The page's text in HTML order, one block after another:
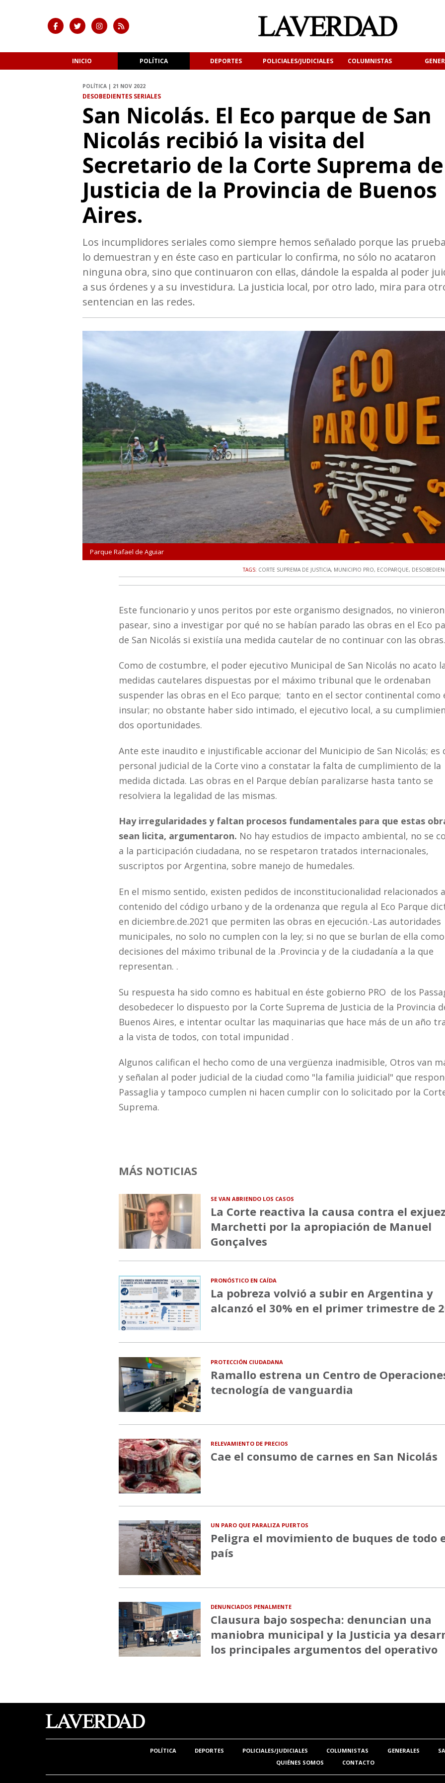
INICIO POLÍTICA DEPORTES POLICIALES/JUDICIALES COLUMNISTAS
POLÍTICA | 21 NOV 2022
DESOBEDIENTES SERIALES
San Nicolás. El Eco parque de San
Nicolás recibió la visita del
Secretario de la Corte Suprema de
Justicia de la Provincia de Buenos
Aires.
Los incumplidores seriales como siempre hemos señalado porque las
lo demuestran y en éste caso en particular lo confirma, no sólo no acataron
ninguna obra, sino que continuaron con ellas, dándole la espalda al poder
a sus órdenes y a su investidura. La justicia local, por otro lado, mira para
sentencian en las redes.
Parque Rafael de Aguiar
TAGS: CORTE SUPREMA DE JUSTICIA, MUNICIPIO PRO, ECOPARQUE,
Este funcionario y unos peritos por este organismo designados, no
pasear, sino a investigar por qué no se habían parado las obras en el Eco
de San Nicolás si existiía una medida cautelar de no continuar con las obras.
Como de costumbre, el poder ejecutivo Municipal de San Nicolás no acato
medidas cautelares dispuestas por el máximo tribunal que le ordenaban
suspender las obras en el Eco parque; tanto en el sector continental como
insular; no obstante haber sido intimado, el ejecutivo local, a su
dos oportunidades.
Ante este inaudito e injustificable accionar del Municipio de San Nicolás; es
personal judicial de la Corte vino a constatar la falta de cumplimiento de la
medida dictada. Las obras en el Parque debían paralizarse hasta tanto se
resolviera la legalidad de las mismas.
Hay irregularidades y faltan procesos fundamentales para que estas
sean licita, argumentaron. No hay estudios de impacto ambiental, no se
a la participación ciudadana, no se respetaron tratados internacionales,
suscriptos por Argentina, sobre manejo de humedales.
En el mismo sentido, existen pedidos de inconstitucionalidad relacionados
contenido del código urbano y de la ordenanza que regula al Eco Parque
en diciembre.de.2021 que permiten las obras en ejecución.-Las autoridades
municipales, no solo no cumplen con la ley; si no que se burlan de ella
decisiones del máximo tribunal de la .Provincia y de la ciudadanía a la que
representan. .
Su respuesta ha sido comno es habitual en éste gobierno PRO de los
desobedecer lo dispuesto por la Corte Suprema de Justicia de la Provincia
Buenos Aires, e intentar ocultar las maquinarias que hace más de un año
a la vista de todos, con total impunidad .
Algunos califican el hecho como de una vergüenza inadmisible, Otros van
y señalan al poder judicial de la ciudad como "la familia juidicial" que
Passaglia y tampoco cumplen ni hacen cumplir con lo solicitado por la
Suprema.
MÁS NOTICIAS
SE VAN ABRIENDO LOS CASOS
La Corte reactiva la causa contra el exjuez
Marchetti por la apropiación de Manuel
Gonçalves
PRONÓSTICO EN CAÍDA
La pobreza volvió a subir en Argentina y
alcanzó el 30% en el primer trimestre de
PROTECCIÓN CIUDADANA
Ramallo estrena un Centro de
tecnología de vanguardia
RELEVAMIENTO DE PRECIOS
Cae el consumo de carnes en San Nicolás
UN PARO QUE PARALIZA PUERTOS
Peligra el movimiento de buques de todo
país
DENUNCIADOS PENALMENTE
Clausura bajo sospecha: denuncian una
maniobra municipal y la Justicia ya
los principales argumentos del operativo
POLÍTICA DEPORTES POLICIALES/JUDICIALES COLUMNISTAS GENERALES
QUIÉNES SOMOS
CONTACTO